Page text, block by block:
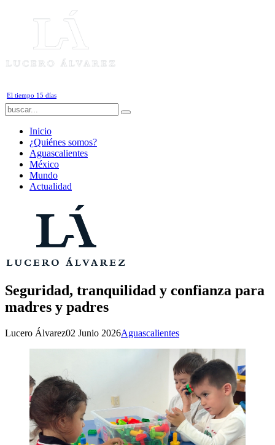
El tiempo 15 días
Inicio
¿Quiénes somos?
Aguascalientes
México
Mundo
Actualidad
Seguridad, tranquilidad y confianza para
madres y padres
Lucero Álvarez02 Junio 2026Aguascalientes